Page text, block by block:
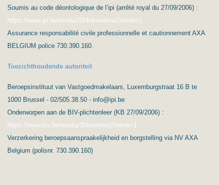
Soumis au code déontologique de l’ipi (arrêté royal du 27/09/2006) :
https://www.ipi.be/media/154/download?inline=1
Assurance responsabilité civile professionnelle et cautionnement AXA
BELGIUM police 730.390.160.
Toezichthoudende autoriteit
Beroepsinstituut van Vastgoedmakelaars, Luxemburgstraat 16 B te
1000 Brussel - 02/505.38.50 - info@ipi.be
Onderworpen aan de BIV-plichtenleer (KB 27/09/2006) :
https://www.biv.be/media/3/download?inline=1
Verzerkering beroepsaanspraakelijkheid en borgstelling via NV AXA
Belgium (polisnr. 730.390.160)